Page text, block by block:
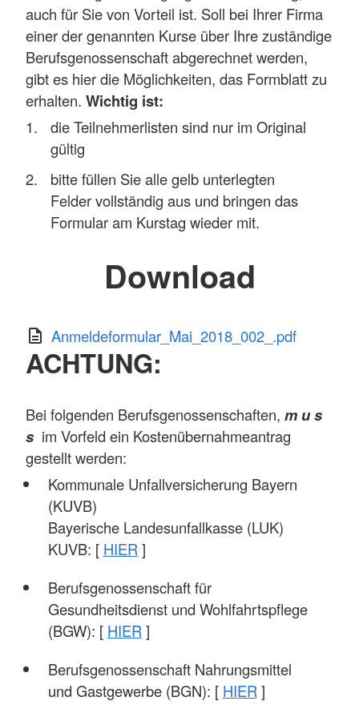
auch für Sie von Vorteil ist. Soll bei Ihrer Firma
einer der genannten Kurse über Ihre zuständige
Berufsgenossenschaft abgerechnet werden,
gibt es hier die Möglichkeiten, das Formblatt zu
erhalten. Wichtig ist:
die Teilnehmerlisten sind nur im Original
gültig
bitte füllen Sie alle gelb unterlegten
Felder vollständig aus und bringen das
Formular am Kurstag wieder mit.
Download
Anmeldeformular_Mai_2018_002_.pdf
ACHTUNG:
Bei folgenden Berufsgenossenschaften, m u s
s im Vorfeld ein Kostenübernahmeantrag
gestellt werden:
Kommunale Unfallversicherung Bayern
(KUVB)
Bayerische Landesunfallkasse (LUK)
KUVB: [ HIER ]
Berufsgenossenschaft für
Gesundheitsdienst und Wohlfahrtspflege
(BGW): [ HIER ]
Berufsgenossenschaft Nahrungsmittel
und Gastgewerbe (BGN): [ HIER ]